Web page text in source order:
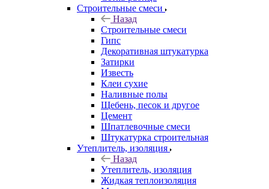
Строительные смеси
Назад
Строительные смеси
Гипс
Декоративная штукатурка
Затирки
Известь
Клеи сухие
Наливные полы
Щебень, песок и другое
Цемент
Шпатлевочные смеси
Штукатурка строительная
Утеплитель, изоляция
Назад
Утеплитель, изоляция
Жидкая теплоизоляция